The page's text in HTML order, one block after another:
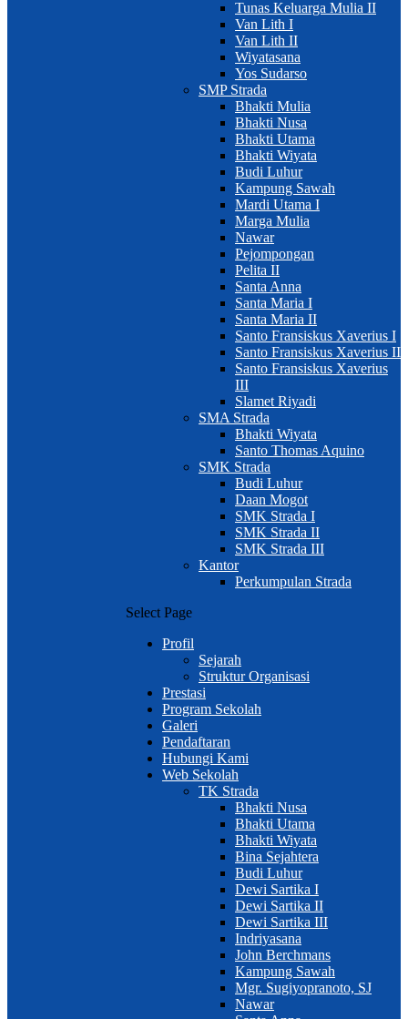
Tunas Keluarga Mulia II
Van Lith I
Van Lith II
Wiyatasana
Yos Sudarso
SMP Strada
Bhakti Mulia
Bhakti Nusa
Bhakti Utama
Bhakti Wiyata
Budi Luhur
Kampung Sawah
Mardi Utama I
Marga Mulia
Nawar
Pejompongan
Pelita II
Santa Anna
Santa Maria I
Santa Maria II
Santo Fransiskus Xaverius I
Santo Fransiskus Xaverius II
Santo Fransiskus Xaverius
III
Slamet Riyadi
SMA Strada
Bhakti Wiyata
Santo Thomas Aquino
SMK Strada
Budi Luhur
Daan Mogot
SMK Strada I
SMK Strada II
SMK Strada III
Kantor
Perkumpulan Strada
Select Page
Profil
Sejarah
Struktur Organisasi
Prestasi
Program Sekolah
Galeri
Pendaftaran
Hubungi Kami
Web Sekolah
TK Strada
Bhakti Nusa
Bhakti Utama
Bhakti Wiyata
Bina Sejahtera
Budi Luhur
Dewi Sartika I
Dewi Sartika II
Dewi Sartika III
Indriyasana
John Berchmans
Kampung Sawah
Mgr. Sugiyopranoto, SJ
Nawar